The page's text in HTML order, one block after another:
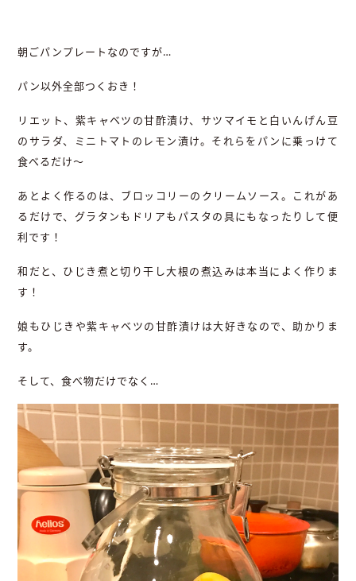
朝ごパンプレートなのですが…
パン以外全部つくおき！
リエット、紫キャベツの甘酢漬け、サツマイモと白いんげん豆
のサラダ、ミニトマトのレモン漬け。それらをパンに乗っけて
食べるだけ〜
あとよく作るのは、ブロッコリーのクリームソース。これがあ
るだけで、グラタンもドリアもパスタの具にもなったりして便
利です！
和だと、ひじき煮と切り干し大根の煮込みは本当によく作りま
す！
娘もひじきや紫キャベツの甘酢漬けは大好きなので、助かりま
す。
そして、食べ物だけでなく…